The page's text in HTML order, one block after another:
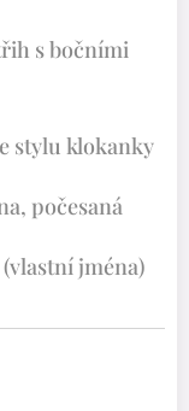
s bočními
stylu klokanky
počesaná
jména)